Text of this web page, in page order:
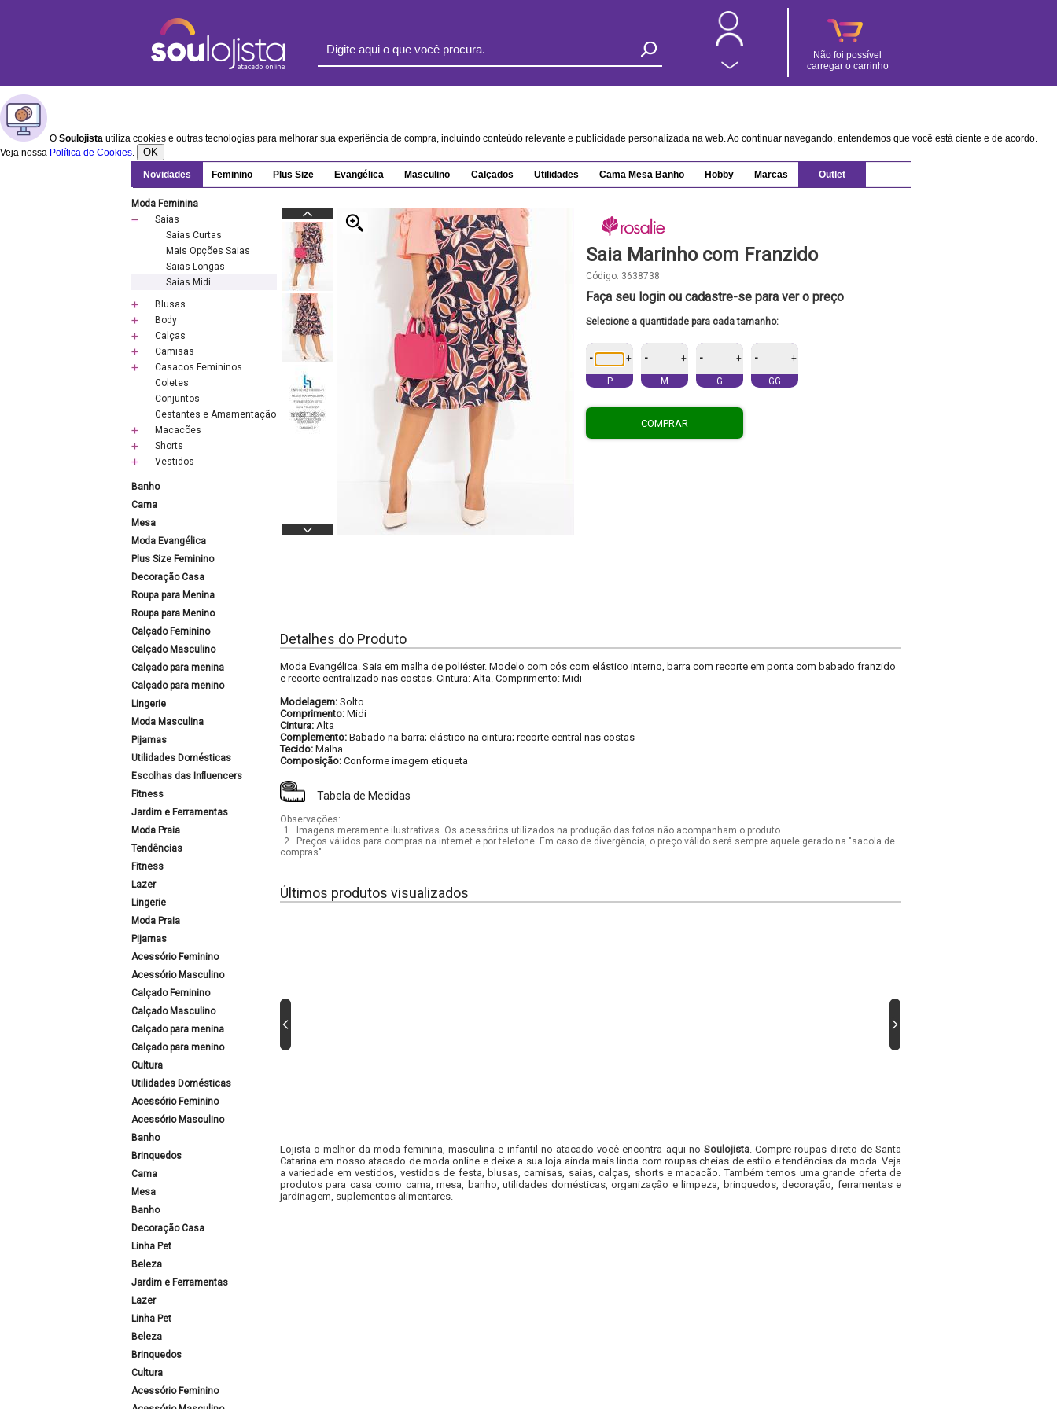
Não foi possível
carregar o carrinho
O Soulojista utiliza cookies e outras tecnologias para melhorar sua experiência de compra, incluindo conteúdo relevante e publicidade personalizada na web. Ao continuar navegando, entendemos que você está ciente e de acordo.
Veja nossa Política de Cookies. OK
Novidades Feminino Plus Size Evangélica Masculino Calçados Utilidades Cama Mesa Banho Hobby Marcas Outlet
Moda Feminina
Saias
Saias Curtas
Mais Opções Saias
Saias Longas
Saias Midi
Blusas
Body
Calças
Camisas
Casacos Femininos
Coletes
Conjuntos
Gestantes e Amamentação
Macacões
Shorts
Vestidos
Banho
Cama
Mesa
Moda Evangélica
Plus Size Feminino
Decoração Casa
Roupa para Menina
Roupa para Menino
Calçado Feminino
Calçado Masculino
Calçado para menina
Calçado para menino
Lingerie
Moda Masculina
Pijamas
Utilidades Domésticas
Escolhas das Influencers
Fitness
Jardim e Ferramentas
Moda Praia
Tendências
Fitness
Lazer
Lingerie
Moda Praia
Pijamas
Acessório Feminino
Acessório Masculino
Calçado Feminino
Calçado Masculino
Calçado para menina
Calçado para menino
Cultura
Utilidades Domésticas
Acessório Feminino
Acessório Masculino
Banho
Brinquedos
Cama
Mesa
Banho
Decoração Casa
Linha Pet
Beleza
Jardim e Ferramentas
Lazer
Linha Pet
Beleza
Brinquedos
Cultura
Acessório Feminino
Saia Marinho com Franzido
Código: 3638738
Faça seu login ou cadastre-se para ver o preço
Selecione a quantidade para cada tamanho:
- +
P
- +
M
- +
G
- +
GG
COMPRAR
Detalhes do Produto
Moda Evangélica. Saia em malha de poliéster. Modelo com cós com elástico interno, barra com recorte em ponta com babado franzido
e recorte centralizado nas costas. Cintura: Alta. Comprimento: Midi
Modelagem: Solto
Comprimento: Midi
Cintura: Alta
Complemento: Babado na barra; elástico na cintura; recorte central nas costas
Tecido: Malha
Composição: Conforme imagem etiqueta
Tabela de Medidas
Observações:
1.
Imagens meramente ilustrativas. Os acessórios utilizados na produção das fotos não acompanham o produto.
2.
Preços válidos para compras na internet e por telefone. Em caso de divergência, o preço válido será sempre aquele gerado na "sacola de
compras".
Últimos produtos visualizados
Lojista o melhor da moda feminina, masculina e infantil no atacado você encontra aqui no Soulojista. Compre roupas direto de Santa
Catarina em nosso atacado de moda online e deixe a sua loja ainda mais linda com roupas cheias de estilo e tendências da moda. Veja
a variedade em vestidos, vestidos de festa, blusas, camisas, saias, calças, shorts e macacão. Também temos uma grande oferta de
produtos para casa como cama, mesa, banho, utilidades domésticas, organização e limpeza, brinquedos, decoração, ferramentas e
jardinagem, suplementos alimentares.